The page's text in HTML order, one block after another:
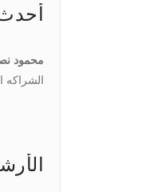
أحدث
محمود
الشراكه